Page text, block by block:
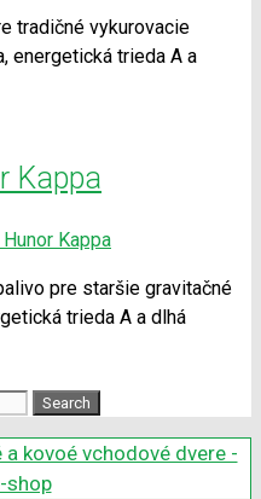
tradičné vykurovacie
energetická trieda A a
Kappa
pre staršie gravitačné
trieda A a dlhá